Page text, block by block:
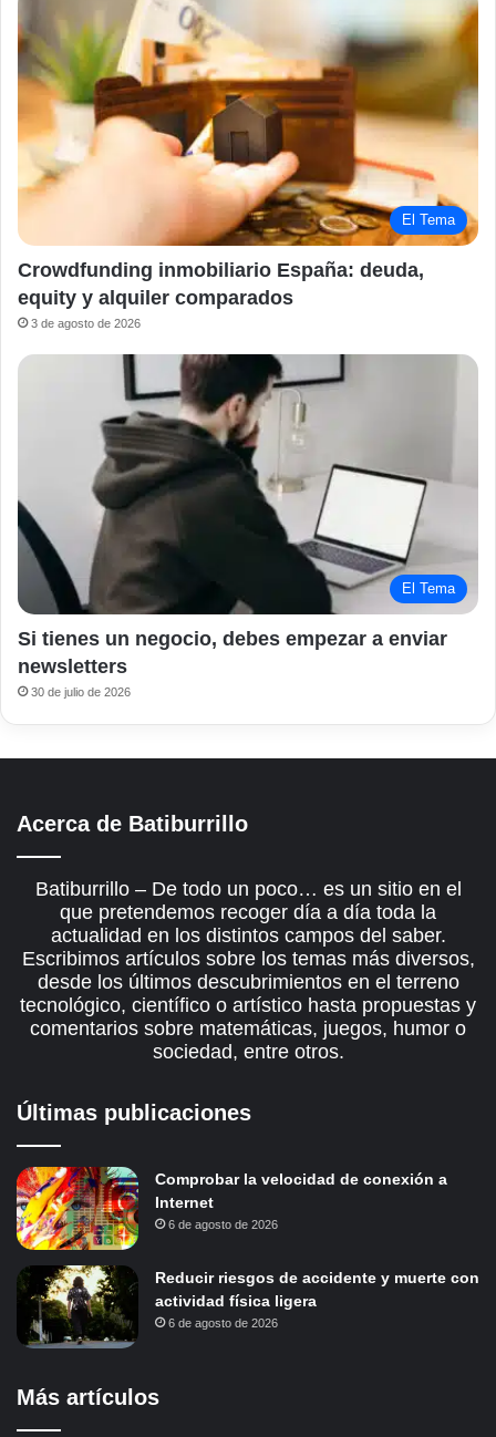
El Tema
Crowdfunding inmobiliario España: deuda,
equity y alquiler comparados
3 de agosto de 2026
El Tema
Si tienes un negocio, debes empezar a enviar
newsletters
30 de julio de 2026
Acerca de Batiburrillo
Batiburrillo – De todo un poco… es un sitio en el
que pretendemos recoger día a día toda la
actualidad en los distintos campos del saber.
Escribimos artículos sobre los temas más diversos,
desde los últimos descubrimientos en el terreno
tecnológico, científico o artístico hasta propuestas y
comentarios sobre matemáticas, juegos, humor o
sociedad, entre otros.
Últimas publicaciones
Comprobar la velocidad de conexión a
Internet
6 de agosto de 2026
Reducir riesgos de accidente y muerte con
actividad física ligera
6 de agosto de 2026
Más artículos